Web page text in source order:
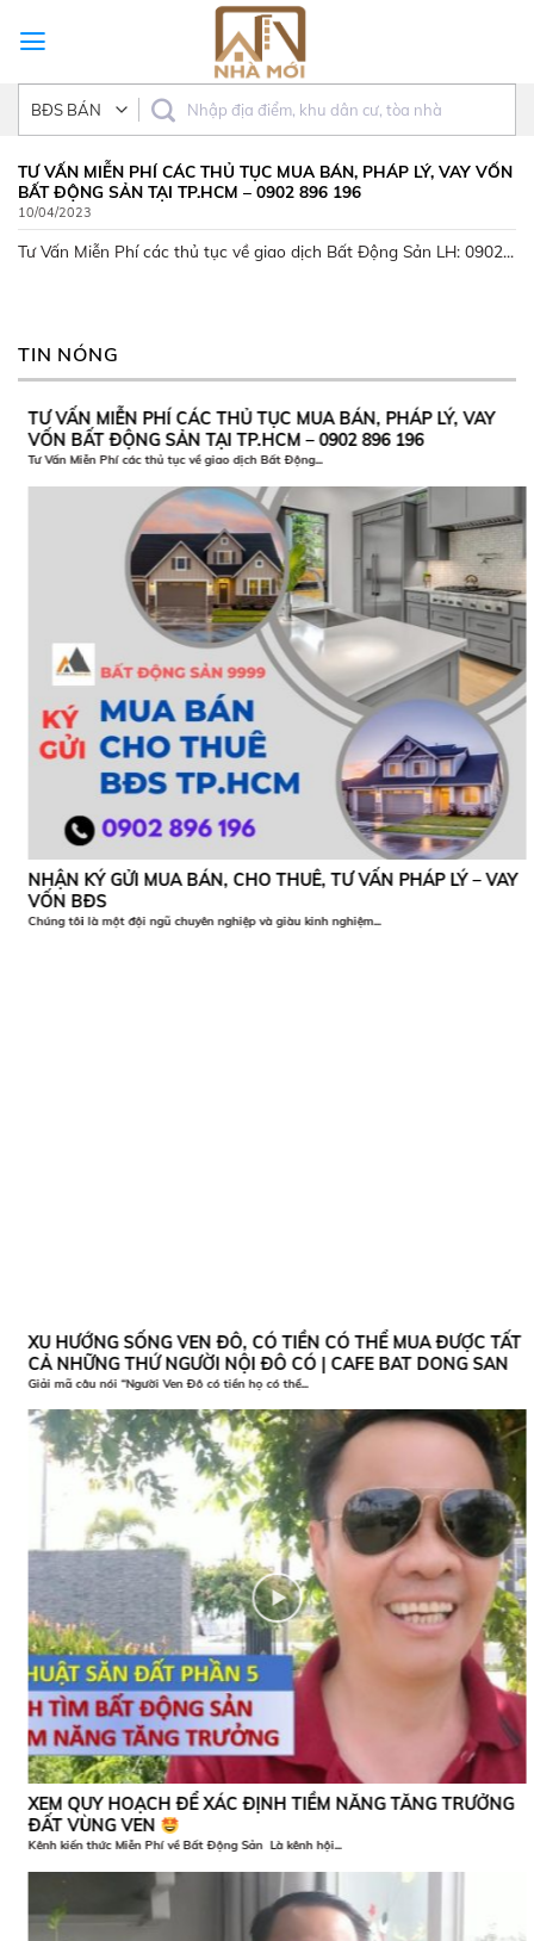
TƯ VẤN MIỄN PHÍ CÁC THỦ TỤC MUA BÁN, PHÁP LÝ, VAY VỐN
BẤT ĐỘNG SẢN TẠI TP.HCM – 0902 896 196
10/04/2023
Tư Vấn Miễn Phí các thủ tục về giao dịch Bất Động Sản LH: 0902...
TIN NÓNG
TƯ VẤN MIỄN PHÍ CÁC THỦ TỤC MUA BÁN, PHÁP LÝ, VAY
VỐN BẤT ĐỘNG SẢN TẠI TP.HCM – 0902 896 196
Tư Vấn Miễn Phí các thủ tục về giao dịch Bất Động...
NHẬN KÝ GỬI MUA BÁN, CHO THUÊ, TƯ VẤN PHÁP LÝ – VAY
VỐN BĐS
Chúng tôi là một đội ngũ chuyên nghiệp và giàu kinh nghiệm...
XU HƯỚNG SỐNG VEN ĐÔ, CÓ TIỀN CÓ THỂ MUA ĐƯỢC TẤT
CẢ NHỮNG THỨ NGƯỜI NỘI ĐÔ CÓ | CAFE BAT DONG SAN
Giải mã câu nói “Người Ven Đô có tiền họ có thể...
XEM QUY HOẠCH ĐỂ XÁC ĐỊNH TIỀM NĂNG TĂNG TRƯỞNG
ĐẤT VÙNG VEN
Kênh kiến thức Miễn Phí về Bất Động Sản Là kênh hội...